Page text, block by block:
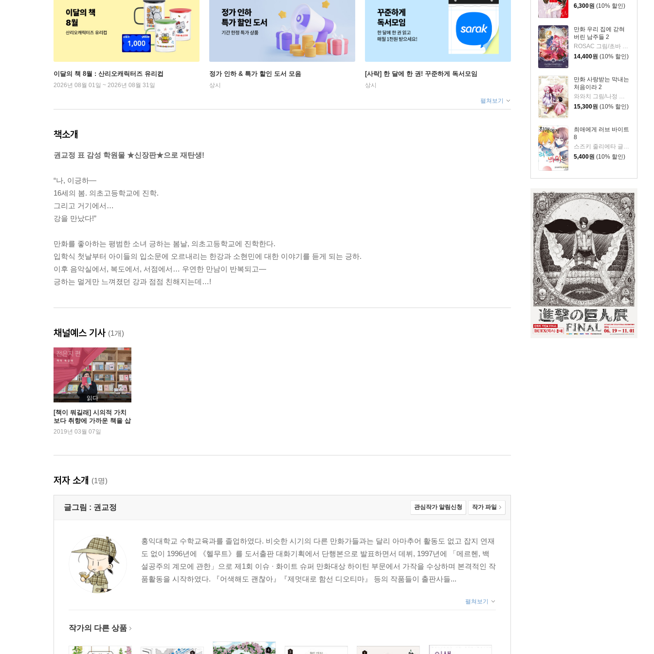
6,300원 (10% 할인)
만화 우리 집에 갇혀
버린 남주들 2
ROSAC 그림/초바 글/김지아 원저
14,400원 (10% 할인)
만화 사랑받는 막내는
처음이라 2
와와치 그림/나정 글/미래나비 원저
15,300원 (10% 할인)
최애에게 러브 바이트
8
5,400원 (10% 할인)
이달의 책 8월 : 산리오캐릭터즈 유리컵
2026년 08월 01일 ~ 2026년 08월 31일
정가 인하 & 특가 할인 도서 모음
상시
[사락] 한 달에 한 권! 꾸준하게 독서모임
상시
펼쳐보기
책소개
권교정 표 감성 학원물 ★신장판★으로 재탄생!
“나, 이긍하―
16세의 봄. 의초고등학교에 진학.
그리고 거기에서…
강을 만났다!”
만화를 좋아하는 평범한 소녀 긍하는 봄날, 의초고등학교에 진학한다.
입학식 첫날부터 아이들의 입소문에 오르내리는 한강과 소현민에 대한 이야기를 듣게 되는 긍하.
이후 음악실에서, 복도에서, 서점에서… 우연한 만남이 반복되고―
긍하는 멀게만 느껴졌던 강과 점점 친해지는데…!
채널예스 기사 (1개)
읽다
[책이 뭐길래] 시의적 가치
보다 취향에 가까운 책을 삽
니다 - 전은지 편
2019년 03월 07일
저자 소개 (1명)
글그림 : 권교정 관심작가 알림신청 작가 파일
홍익대학교 수학교육과를 졸업하였다. 비슷한 시기의 다른 만화가들과는 달리 아마추어 활동도 없고 잡지 연재
도 없이 1996년에 《헬무트》를 도서출판 대화기획에서 단행본으로 발표하면서 데뷔, 1997년에 「메르헨, 백
설공주의 계모에 관한」으로 제1회 이슈 · 화이트 슈퍼 만화대상 하이틴 부문에서 가작을 수상하며 본격적인 작
품활동을 시작하였다. 『어색해도 괜찮아』『제멋대로 함선 디오티마』 등의 작품들이 출판사들...
펼쳐보기
작가의 다른 상품